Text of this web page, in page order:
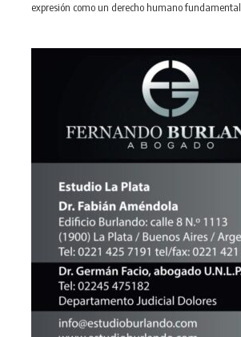
expresión como un derecho humano fundamental.